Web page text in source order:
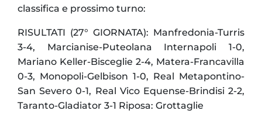
classifica e prossimo turno:
RISULTATI (27° GIORNATA): Manfredonia-Turris
3-4, Marcianise-Puteolana Internapoli 1-0,
Mariano Keller-Bisceglie 2-4, Matera-Francavilla
0-3, Monopoli-Gelbison 1-0, Real Metapontino-
San Severo 0-1, Real Vico Equense-Brindisi 2-2,
Taranto-Gladiator 3-1 Riposa: Grottaglie